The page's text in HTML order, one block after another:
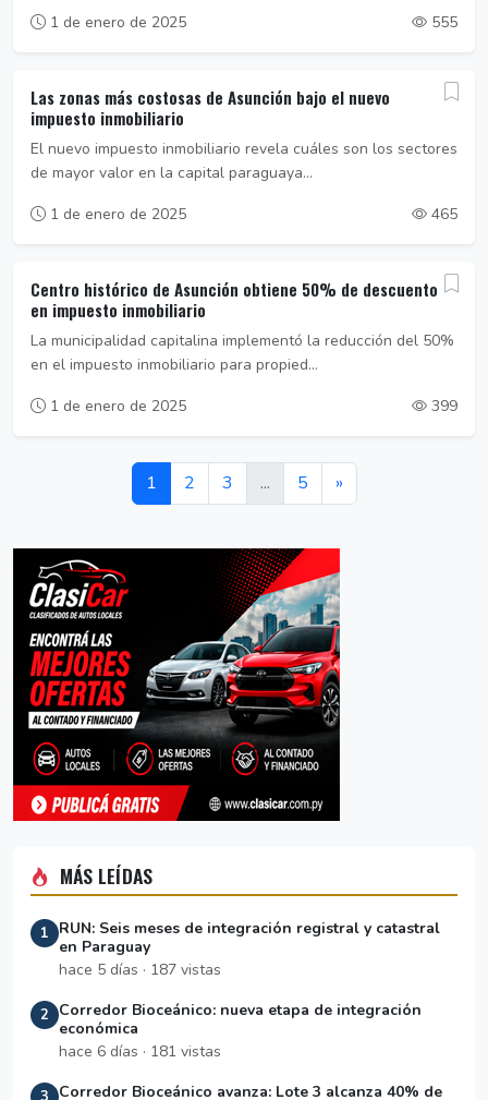
1 de enero de 2025 555
Las zonas más costosas de Asunción bajo el nuevo
impuesto inmobiliario
El nuevo impuesto inmobiliario revela cuáles son los sectores
de mayor valor en la capital paraguaya...
1 de enero de 2025
465
Centro histórico de Asunción obtiene 50% de descuento
en impuesto inmobiliario
La municipalidad capitalina implementó la reducción del 50%
en el impuesto inmobiliario para propied...
1 de enero de 2025
399
1 2 3 ... 5 »
MÁS LEÍDAS
1
RUN: Seis meses de integración registral y catastral
en Paraguay
hace 5 días · 187 vistas
2
Corredor Bioceánico: nueva etapa de integración
económica
hace 6 días · 181 vistas
Corredor Bioceánico avanza: Lote 3 alcanza 40% de